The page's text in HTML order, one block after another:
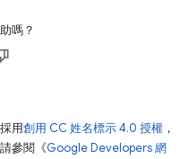
嗎？
用創用 CC 姓名標示 4.0 授權 ，
參閱《Google Developers 網